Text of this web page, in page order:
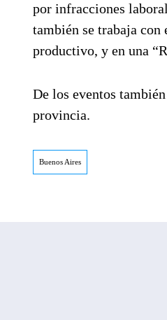
por infracciones
también se trabaja
productivo, y en una
De los eventos
provincia.
Buenos Aires